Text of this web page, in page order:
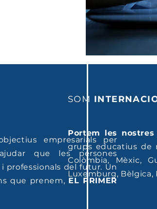
empresarials per
que les persones
professionals del futur. Un
que prenem, EL PRIMER
SOM
Portem les
grups educatius de
Colòmbia, Mèxic,
Luxemburg, Bèlgica,